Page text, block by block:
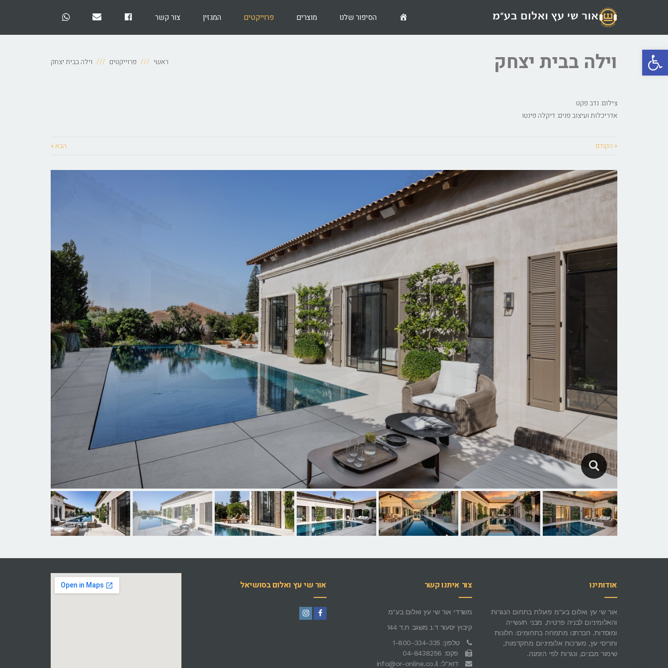
פתח סרגל נגישות
הסיפור שלנו מוצרים פרוייקטים המגזין צור קשר Facebook
ראשי פרוייקטים וילה בבית יצחק וילה בבית יצחק
צילום: נדב פקט
אדריכלות ועיצוב פנים: דיקלה פינטו
« הקודם הבא »
אודותינו
אור שי עץ ואלום בע"מ פועלת בתחום הנגרות
והאלומיניום לבניה פרטית, מבני תעשייה
ומוסדות. חברתנו מתמחה בתחומים: חלונות
ותריסי עץ, מערכות אלומיניום מתקדמות,
שימור מבנים, ונגרות לפי הזמנה.
צור איתנו קשר
משרדי אור שי עץ ואלום בע"מ
קיבוץ יסעור ד.נ משגב ת.ד 144
טלפון: 1-800-334-335
פקס: 04-8438256
דוא"ל: info@or-online.co.il
אור שי עץ ואלום בסושיאל